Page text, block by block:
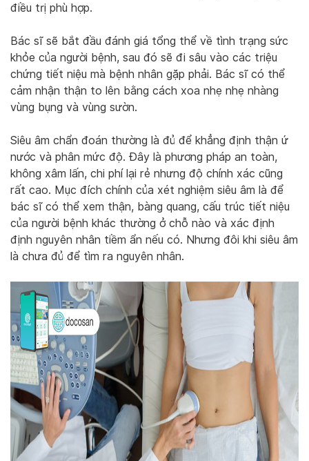
điều trị phù hợp.
Bác sĩ sẽ bắt đầu đánh giá tổng thể về tình trạng sức
khỏe của người bệnh, sau đó sẽ đi sâu vào các triệu
chứng tiết niệu mà bệnh nhân gặp phải. Bác sĩ có thể
cảm nhận thận to lên bằng cách xoa nhẹ nhẹ nhàng
vùng bụng và vùng sườn.
Siêu âm chẩn đoán thường là đủ để khẳng định thận ứ
nước và phân mức độ. Đây là phương pháp an toàn,
không xâm lấn, chi phí lại rẻ nhưng độ chính xác cũng
rất cao. Mục đích chính của xét nghiệm siêu âm là để
bác sĩ có thể xem thận, bàng quang, cấu trúc tiết niệu
của người bệnh khác thường ở chỗ nào và xác định
định nguyên nhân tiềm ẩn nếu có. Nhưng đôi khi siêu âm
là chưa đủ để tìm ra nguyên nhân.